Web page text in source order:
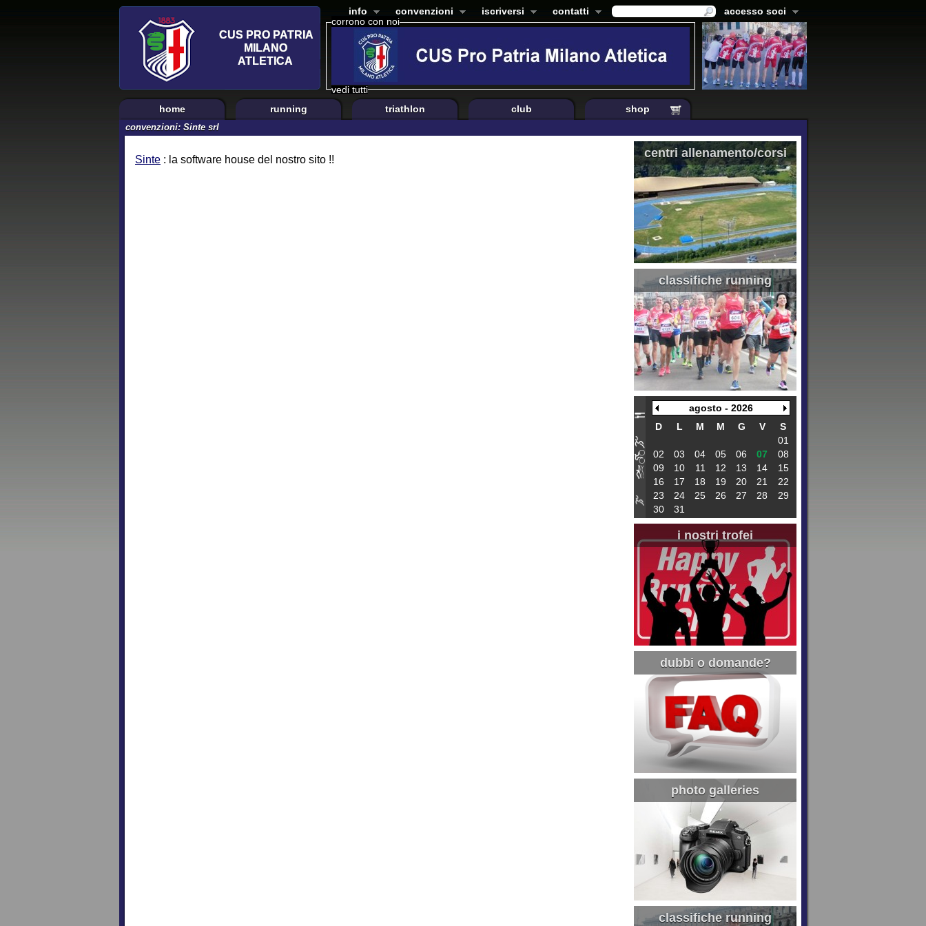
corrono con noi
vedi tutti
info convenzioni iscriversi contatti accesso soci
home running triathlon club shop
convenzioni: Sinte srl
Sinte : la software house del nostro sito !! centri allenamento/corsi
classifiche running
agosto - 2026
D
L M M G V
S
01
02
03 04 05 06 07
08
09
10 11 12 13 14
15
16
17 18 19 20 21
22
23
24 25 26 27 28
29
30
31
i nostri trofei
dubbi o domande?
photo galleries
classifiche running